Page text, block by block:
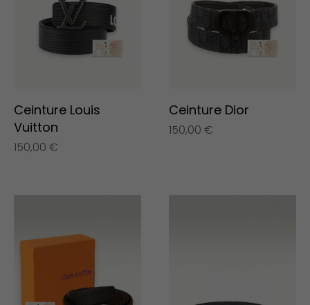
Ceinture Louis
Vuitton
150,00 €
Ceinture Dior
150,00 €